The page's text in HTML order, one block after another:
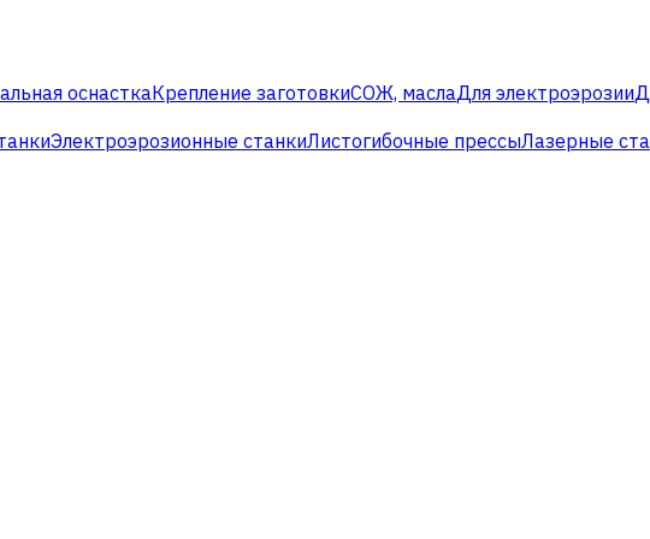
оснасткаКрепление заготовкиСОЖ, маслаДля электроэрозии
Электроэрозионные станкиЛистогибочные прессыЛазерные